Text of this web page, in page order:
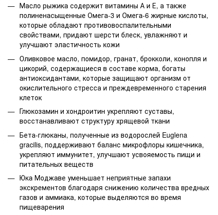
Масло рыжика содержит витамины А и Е, а также
полиненасыщенные Омега-3 и Омега-6 жирные кислоты,
которые обладают противовоспалительными
свойствами, придают шерсти блеск, увлажняют и
улучшают эластичность кожи
Оливковое масло, помидор, гранат, брокколи, конопля и
цикорий, содержащиеся в составе корма, богаты
антиоксидантами, которые защищают организм от
окислительного стресса и преждевременного старения
клеток
Глюкозамин и хондроитин укрепляют суставы,
восстанавливают структуру хрящевой ткани
Бета-глюканы, полученные из водорослей Euglena
gracilis, поддерживают баланс микрофлоры кишечника,
укрепляют иммунитет, улучшают усвояемость пищи и
питательных веществ
Юка Моджаве уменьшает неприятные запахи
экскрементов благодаря снижению количества вредных
газов и аммиака, которые выделяются во время
пищеварения